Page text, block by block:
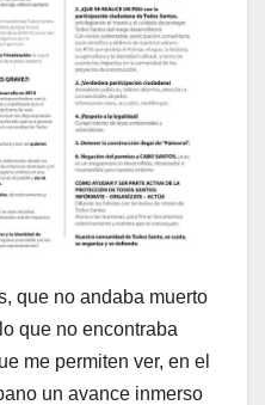
que no andaba muerto
que no encontraba
me permiten ver, en el
un avance inmerso